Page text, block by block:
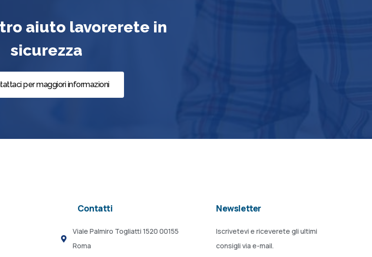
aiuto lavorerete in
sicurezza
per maggiori informazioni
Contatti
Viale Palmiro Togliatti 1520 00155
Roma
Newsletter
Iscrivetevi e riceverete gli ultimi
consigli via e-mail.